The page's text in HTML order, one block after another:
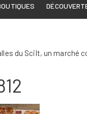
du Scilt, un marché